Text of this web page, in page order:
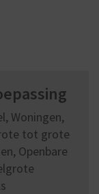
Woningen,
tot grote
Openbare